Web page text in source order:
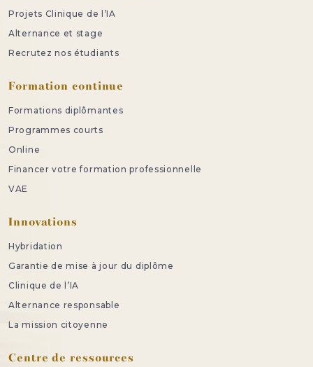
Projets Clinique de l’IA
Alternance et stage
Recrutez nos étudiants
Formation continue
Formations diplômantes
Programmes courts
Online
Financer votre formation professionnelle
VAE
Innovations
Hybridation
Garantie de mise à jour du diplôme
Clinique de l’IA
Alternance responsable
La mission citoyenne
Centre de ressources